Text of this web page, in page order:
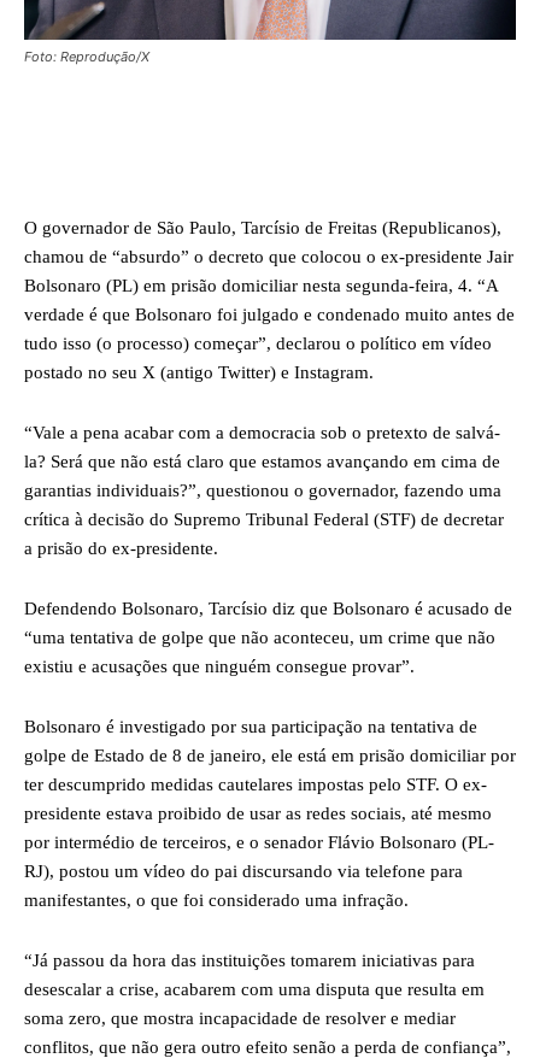
Foto: Reprodução/X
O governador de São Paulo, Tarcísio de Freitas (Republicanos),
chamou de “absurdo” o decreto que colocou o ex-presidente Jair
Bolsonaro (PL) em prisão domiciliar nesta segunda-feira, 4. “A
verdade é que Bolsonaro foi julgado e condenado muito antes de
tudo isso (o processo) começar”, declarou o político em vídeo
postado no seu X (antigo Twitter) e Instagram.
“Vale a pena acabar com a democracia sob o pretexto de salvá-
la? Será que não está claro que estamos avançando em cima de
garantias individuais?”, questionou o governador, fazendo uma
crítica à decisão do Supremo Tribunal Federal (STF) de decretar
a prisão do ex-presidente.
Defendendo Bolsonaro, Tarcísio diz que Bolsonaro é acusado de
“uma tentativa de golpe que não aconteceu, um crime que não
existiu e acusações que ninguém consegue provar”.
Bolsonaro é investigado por sua participação na tentativa de
golpe de Estado de 8 de janeiro, ele está em prisão domiciliar por
ter descumprido medidas cautelares impostas pelo STF. O ex-
presidente estava proibido de usar as redes sociais, até mesmo
por intermédio de terceiros, e o senador Flávio Bolsonaro (PL-
RJ), postou um vídeo do pai discursando via telefone para
manifestantes, o que foi considerado uma infração.
“Já passou da hora das instituições tomarem iniciativas para
desescalar a crise, acabarem com uma disputa que resulta em
soma zero, que mostra incapacidade de resolver e mediar
conflitos, que não gera outro efeito senão a perda de confiança”,